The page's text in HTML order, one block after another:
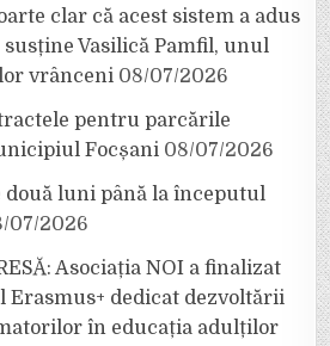
clar că acest sistem a adus
Vasilică Pamfil, unul
vrânceni 08/07/2026
pentru parcările
Focșani 08/07/2026
două luni până la începutul
07/2026
Asociația NOI a finalizat
Erasmus+ dedicat dezvoltării
în educația adulților